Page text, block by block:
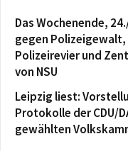
Das Wochenende,
gegen
Polizeirevier und
von NSU
Leipzig liest:
Protokolle der CDU/
gewählten